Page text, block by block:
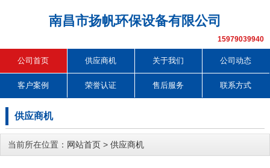
南昌市扬帆环保设备有限公司
15979039940
公司首页 供应商机 关于我们 公司动态
客户案例 荣誉认证 售后服务 联系方式
供应商机
当前所在位置： 网站首页 > 供应商机